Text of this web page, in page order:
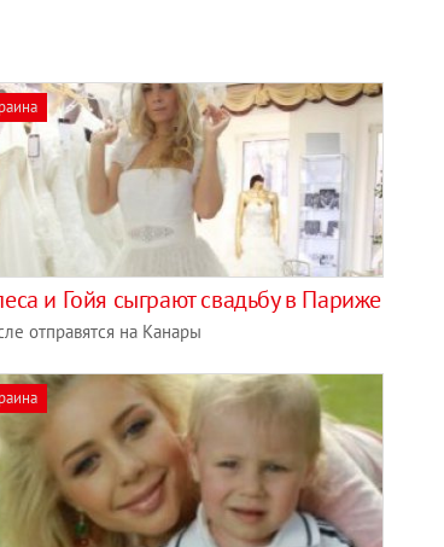
и Гойя сыграют свадьбу в Париже
отправятся на Канары